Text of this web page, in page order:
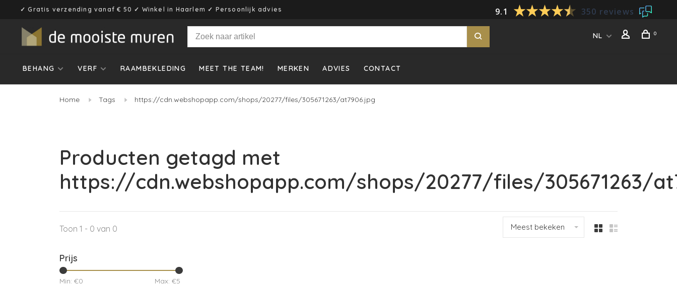
9.1 350 reviews
✓ Gratis verzending vanaf € 50 ✓ Winkel in Haarlem ✓ Persoonlijk advies
NL 0
BEHANG VERF RAAMBEKLEDING MEET THE TEAM! MERKEN ADVIES CONTACT
Home Tags https://cdn.webshopapp.com/shops/20277/files/305671263/at7906.jpg
Producten getagd met
https://cdn.webshopapp.com/shops/20277/files/305671263/
Toon 1 - 0 van 0 Meest bekeken
Prijs
Min: €0 Max: €5